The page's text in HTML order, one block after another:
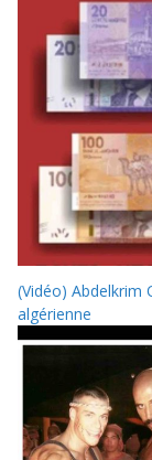
(Vidéo) Abdelkrim
algérienne